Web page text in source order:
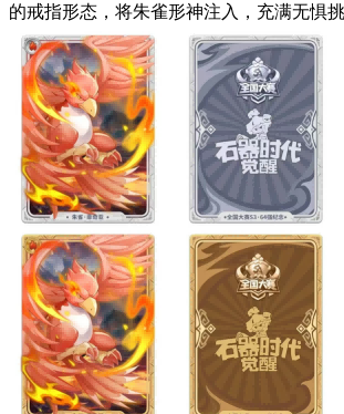
的戒指形态，将朱雀形神注入，充满无惧挑